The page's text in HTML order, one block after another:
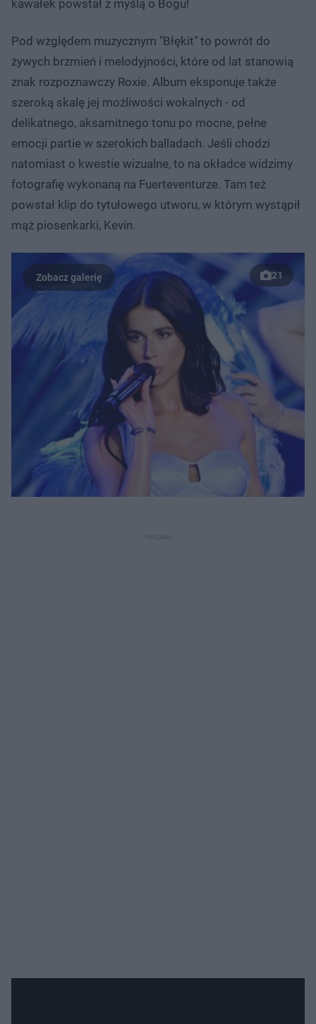
kawałek powstał z myślą o Bogu!
Pod względem muzycznym "Błękit" to powrót do
żywych brzmień i melodyjności, które od lat stanowią
znak rozpoznawczy Roxie. Album eksponuje także
szeroką skalę jej możliwości wokalnych - od
delikatnego, aksamitnego tonu po mocne, pełne
emocji partie w szerokich balladach. Jeśli chodzi
natomiast o kwestie wizualne, to na okładce widzimy
fotografię wykonaną na Fuerteventurze. Tam też
powstał klip do tytułowego utworu, w którym wystąpił
mąż piosenkarki, Kevin.
21